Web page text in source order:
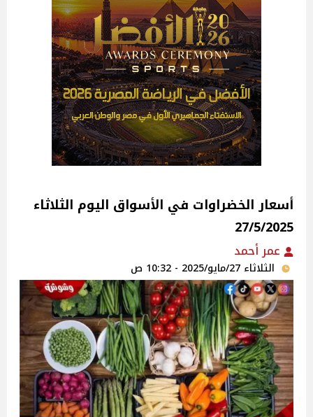
أسعار الخضراوات في الأسواق‎‎ اليوم الثلاثاء
27/5/2025
عمر أحمد
الثلاثاء 27/مايو/2025 - 10:32 ص